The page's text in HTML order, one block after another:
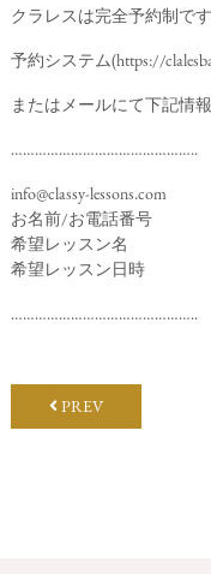
クラレスは完全予約制です
予約システム(https://
またはメールにて下記情
………………………………………..
info@classy-lessons.com
お名前/お電話番号
希望レッスン名
希望レッスン日時
………………………………………..
PREV